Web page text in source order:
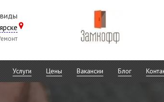
Услуги Цены Вакансии Блог